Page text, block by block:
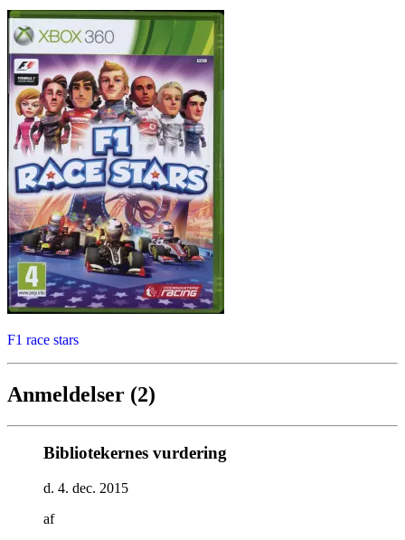
F1 race stars
Anmeldelser (2)
Bibliotekernes vurdering
d. 4. dec. 2015
af